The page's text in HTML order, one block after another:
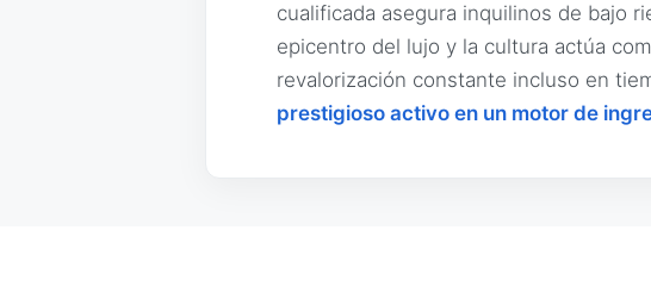
cualificada asegura inquilinos de bajo
epicentro del lujo y la cultura actúa
revalorización constante incluso en
prestigioso activo en un motor de